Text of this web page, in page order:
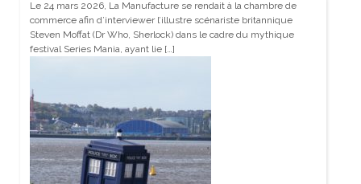
Le 24 mars 2026, La Manufacture se rendait à la chambre de
commerce afin d’interviewer l’illustre scénariste britannique
Steven Moffat (Dr Who, Sherlock) dans le cadre du mythique
festival Series Mania, ayant lie […]